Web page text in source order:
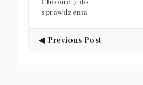
Chrome 7 do
sprawdzenia
◀ Previous Post